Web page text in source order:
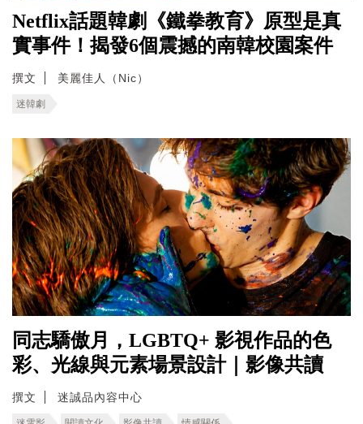
Netflix話題韓劇《鐵拳教育》原型是真
實事件！揭發6個震撼的南韓校園案件
撰文 美麗佳人（Nic）
迷韓劇
同志驕傲月，LGBTQ+ 影視作品的色
彩、光線與元素場景設計｜影像共讀
撰文 迷誠品內容中心